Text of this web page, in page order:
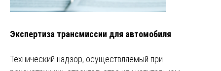
Экспертиза трансмиссии для автомобиля
Технический надзор, осуществляемый при